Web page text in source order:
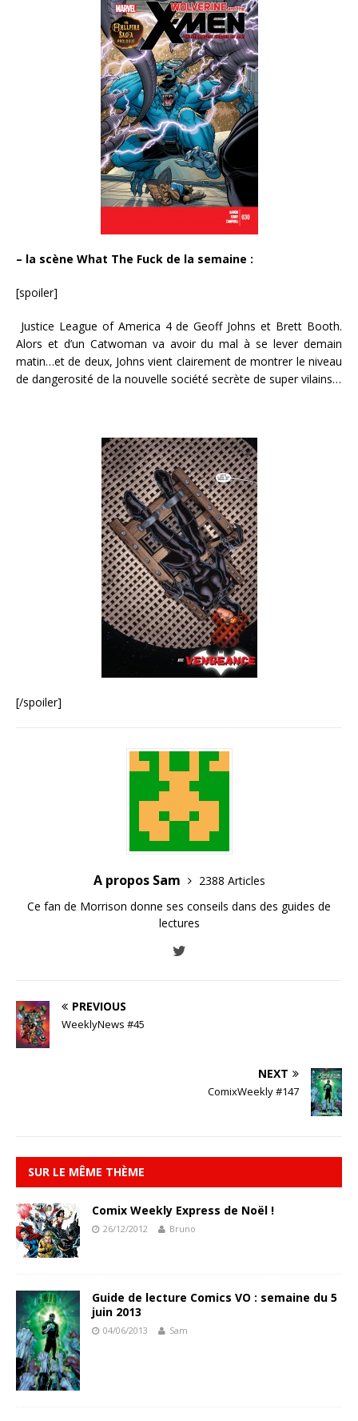
– la scène What The Fuck de la semaine :
[spoiler]
Justice League of America 4 de Geoff Johns et Brett Booth.
Alors et d’un Catwoman va avoir du mal à se lever demain
matin…et de deux, Johns vient clairement de montrer le niveau
de dangerosité de la nouvelle société secrète de super vilains…
[/spoiler]
A propos Sam
2388 Articles
Ce fan de Morrison donne ses conseils dans des guides de
lectures
PREVIOUS
WeeklyNews #45
NEXT
ComixWeekly #147
SUR LE MÊME THÈME
Comix Weekly Express de Noël !
26/12/2012 Bruno
Guide de lecture Comics VO : semaine du 5
juin 2013
04/06/2013 Sam